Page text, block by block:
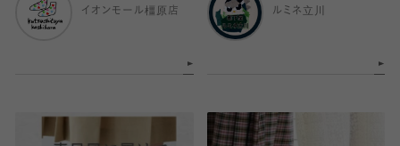
イオンモール橿原店
ルミネ立川